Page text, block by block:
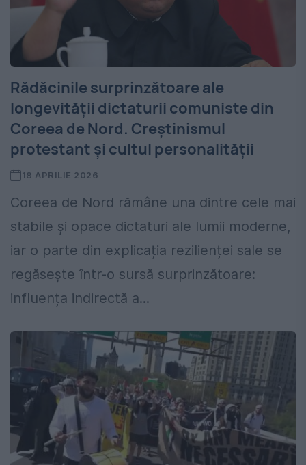
Rădăcinile surprinzătoare ale
longevității dictaturii comuniste din
Coreea de Nord. Creștinismul
protestant și cultul personalității
18 APRILIE 2026
Coreea de Nord rămâne una dintre cele mai
stabile și opace dictaturi ale lumii moderne,
iar o parte din explicația rezilienței sale se
regăsește într-o sursă surprinzătoare:
influența indirectă a...